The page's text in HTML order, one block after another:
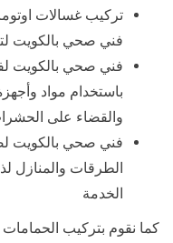
تركيب غسالات
فني صحي بالكويت
فني صحي بالكويت
باستخدام مواد
والقضاء على
فني صحي بالكويت
الطرقات والمنازل
الخدمة
كما نقوم بتركيب